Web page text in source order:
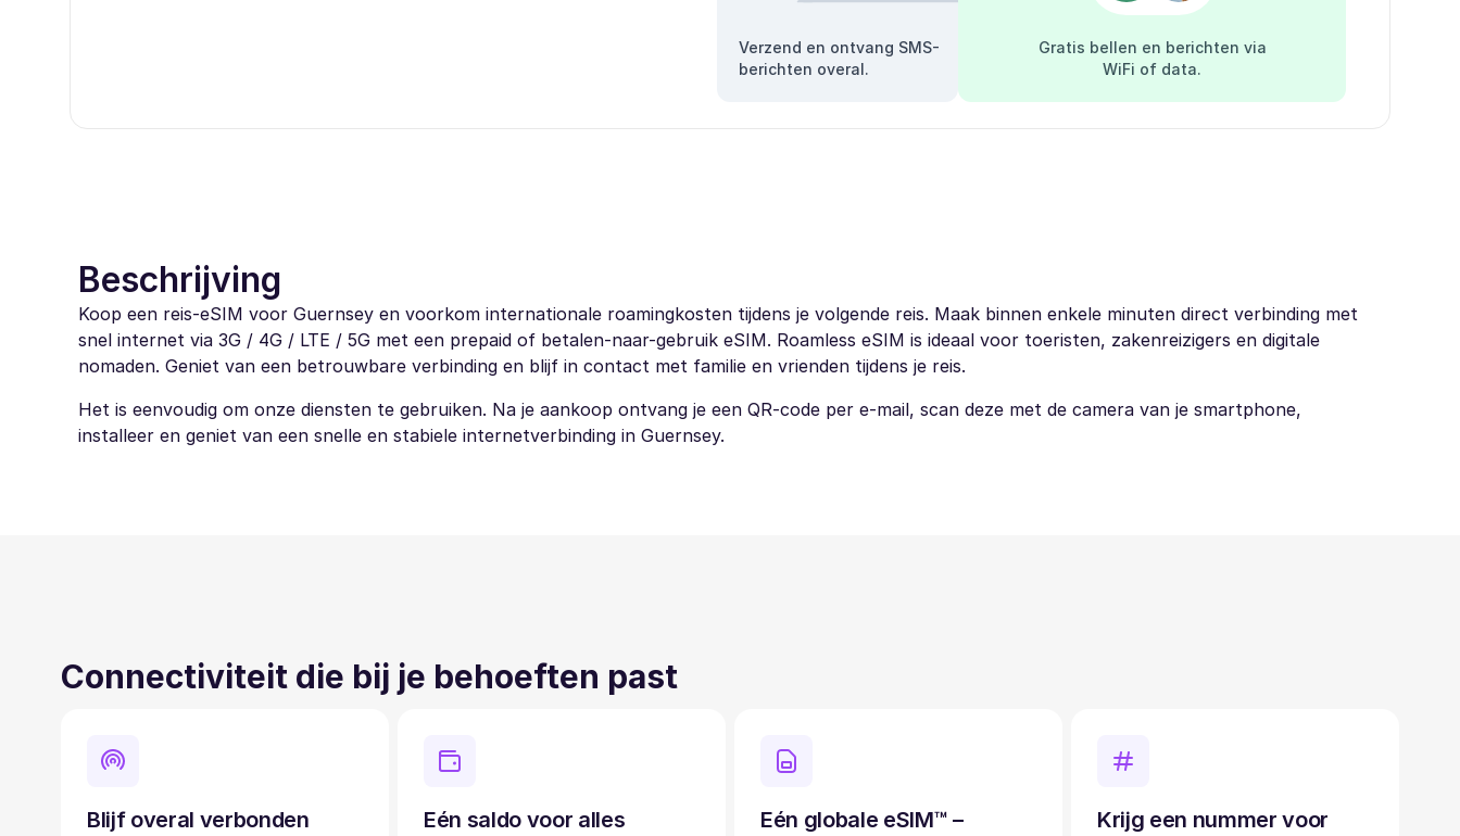
Verzend en ontvang SMS-
berichten overal.
Gratis bellen en berichten via
WiFi of data.
Beschrijving
Koop een reis-eSIM voor Guernsey en voorkom internationale roamingkosten tijdens je volgende reis. Maak binnen enkele minuten direct verbinding met
snel internet via 3G / 4G / LTE / 5G met een prepaid of betalen-naar-gebruik eSIM. Roamless eSIM is ideaal voor toeristen, zakenreizigers en digitale
nomaden. Geniet van een betrouwbare verbinding en blijf in contact met familie en vrienden tijdens je reis.
Het is eenvoudig om onze diensten te gebruiken. Na je aankoop ontvang je een QR-code per e-mail, scan deze met de camera van je smartphone,
installeer en geniet van een snelle en stabiele internetverbinding in Guernsey.
Connectiviteit die bij je behoeften past
Blijf overal verbonden Eén saldo voor alles
Eén globale eSIM™ –
Krijg een nummer voor